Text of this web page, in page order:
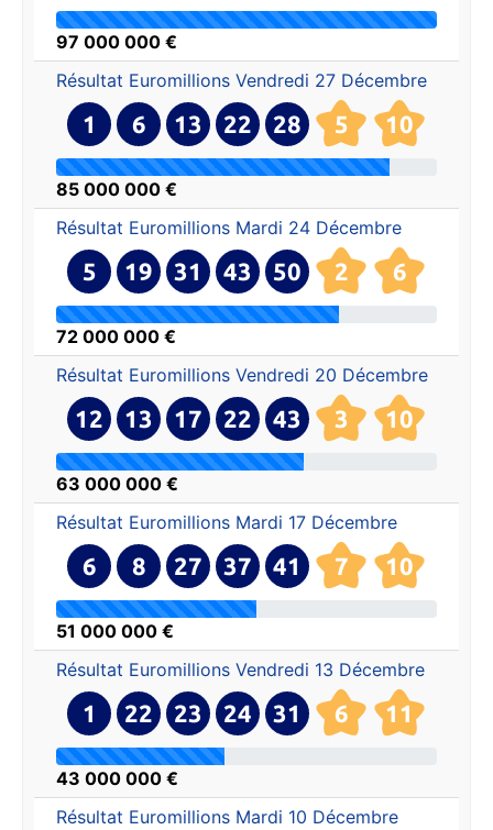
97 000 000 €
Résultat Euromillions Vendredi 27 Décembre
1 6 13 22 28 5 10
85 000 000 €
Résultat Euromillions Mardi 24 Décembre
5 19 31 43 50 2 6
72 000 000 €
Résultat Euromillions Vendredi 20 Décembre
12 13 17 22 43 3 10
63 000 000 €
Résultat Euromillions Mardi 17 Décembre
6 8 27 37 41 7 10
51 000 000 €
Résultat Euromillions Vendredi 13 Décembre
1 22 23 24 31 6 11
43 000 000 €
Résultat Euromillions Mardi 10 Décembre